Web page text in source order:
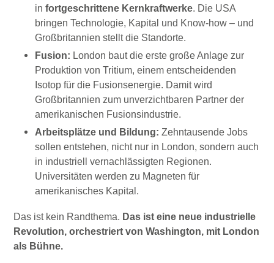
in fortgeschrittene Kernkraftwerke. Die USA
bringen Technologie, Kapital und Know-how – und
Großbritannien stellt die Standorte.
Fusion: London baut die erste große Anlage zur
Produktion von Tritium, einem entscheidenden
Isotop für die Fusionsenergie. Damit wird
Großbritannien zum unverzichtbaren Partner der
amerikanischen Fusionsindustrie.
Arbeitsplätze und Bildung: Zehntausende Jobs
sollen entstehen, nicht nur in London, sondern auch
in industriell vernachlässigten Regionen.
Universitäten werden zu Magneten für
amerikanisches Kapital.
Das ist kein Randthema. Das ist eine neue industrielle
Revolution, orchestriert von Washington, mit London
als Bühne.